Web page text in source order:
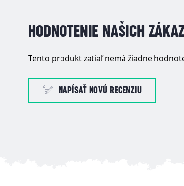
HODNOTENIE NAŠICH
Tento produkt zatiaľ nemá žiadne
NAPÍSAŤ NOVÚ RECENZIU